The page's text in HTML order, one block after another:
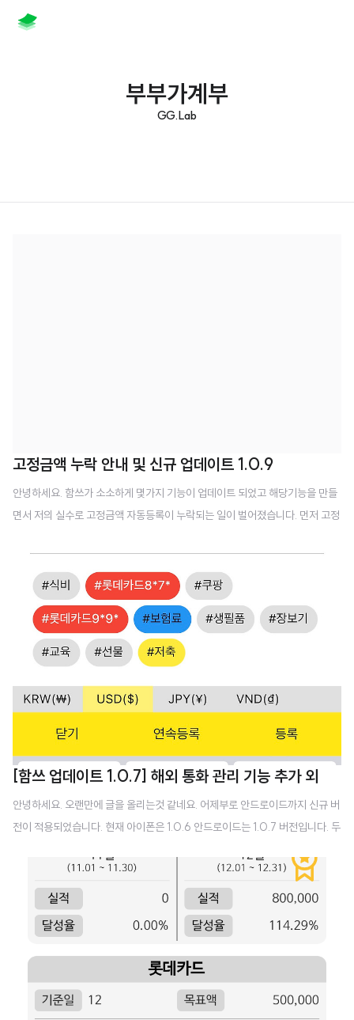
부부가계부
GG.Lab
고정금액 누락 안내 및 신규 업데이트 1.0.9
안녕하세요. 함쓰가 소소하게 몇가지 기능이 업데이트 되었고 해당기능을 만들
면서 저의 실수로 고정금액 자동등록이 누락되는 일이 벌어졌습니다. 먼저 고정
든 분들이 누락된건 아니고 일부 처리가 되다가 중지되어 푸시 알람이 온분들은
처리가 된분들이고 푸시 알람이 안온분들은 자동등록도 안되셨을거에요. 휴일
인경우 자동으로 휴일, 전후로 셋팅하는 기능을 만들다가 실수를 했습니다. 현
재 조정을 해 두었습니다만 내일 2월3일 아침 7시 다시 모니터링 하여 문제가
해결되었는지 최종 확인하고자 합니다. 제가 다시 등록을 해드려고 하였으나 일
부 사용자분들은 스스로 맞춰두신 ..
[함쓰 업데이트 1.0.7] 해외 통화 관리 기능 추가 외
안녕하세요. 오랜만에 글을 올리는것 같네요. 어제부로 안드로이드까지 신규 버
전이 적용되었습니다. 현재 아이폰은 1.0.6 안드로이드는 1.0.7 버전입니다. 두
시 메인태그를 명시적으로 지정하지 않으면 마지막 태그가 메인으로 등록 - 자
동등록시 지금입력하는 태그가 메인으로 되어야 하는데 자동으로 맨처음 태그
(카드번호) 가 주 태그로 설정되어 불편하더군요. 마지막에 입력한 태그가 주태
그가 되도록 바꿨습니다. * 안드로이드 메인화면에서 뒤로 가기 두번 누를시 앱
종료로 변경 - 다른 안드로이드들은 보통 이렇게 종료가 되길래 먼가 더 멋져 보
여서 바꿨어요. * 앱 용량을 줄이기 위하여 커스텀 폰트 제거 * 앱 용량을 줄이기
위하여 불..